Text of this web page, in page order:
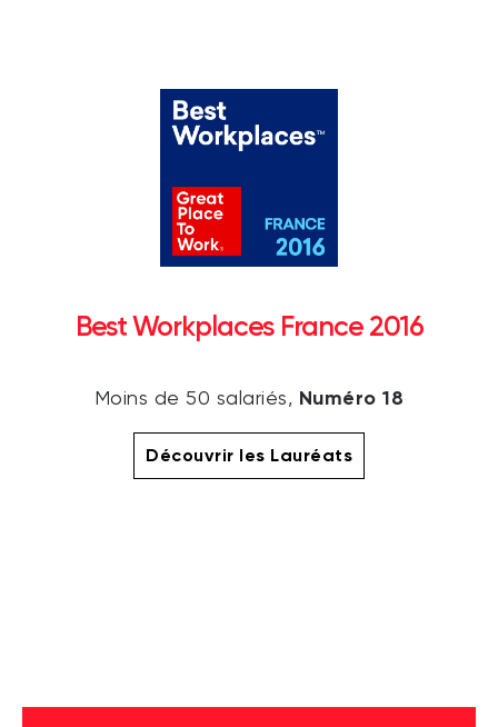
Best Workplaces France 2016
Moins de 50 salariés, Numéro 18
Découvrir les Lauréats